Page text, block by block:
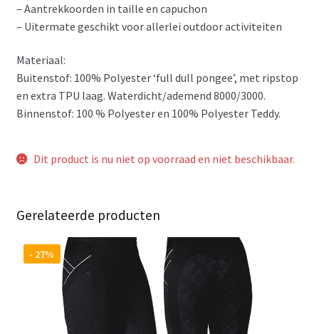
– Aantrekkoorden in taille en capuchon
– Uitermate geschikt voor allerlei outdoor activiteiten
Materiaal:
Buitenstof: 100% Polyester ‘full dull pongee’, met ripstop
en extra TPU laag. Waterdicht/ademend 8000/3000.
Binnenstof: 100 % Polyester en 100% Polyester Teddy.
Dit product is nu niet op voorraad en niet beschikbaar.
Gerelateerde producten
- 27%